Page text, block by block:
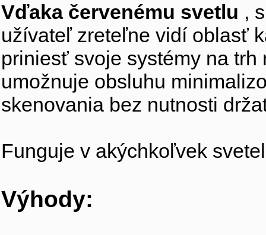
Vďaka červenému svetlu ,
užívateľ zreteľne vidí oblasť
priniesť svoje systémy na
umožnuje obsluhu
skenovania bez nutnosti
Funguje v akýchkoľvek
Výhody: